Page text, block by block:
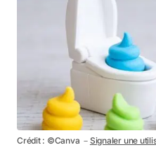
Crédit : ©Canva － Signaler une